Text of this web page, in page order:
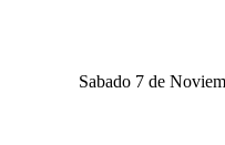
Sabado 7 de